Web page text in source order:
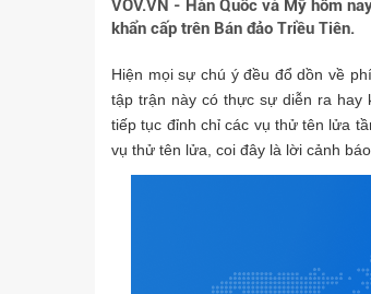
VOV.VN - Hàn Quốc và Mỹ hôm
khẩn cấp trên Bán đảo Triều Tiên.
Hiện mọi sự chú ý đều đổ dồn về
tập trận này có thực sự diễn ra hay
tiếp tục đỉnh chỉ các vụ thử tên lửa
vụ thử tên lửa, coi đây là lời cảnh